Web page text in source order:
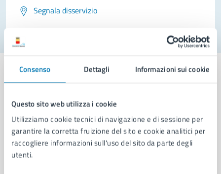
Consenso Dettagli Informazioni sui cookie
Questo sito web utilizza i cookie
Utilizziamo cookie tecnici di navigazione e di sessione per
garantire la corretta fruizione del sito e cookie analitici per
raccogliere informazioni sull'uso del sito da parte degli
utenti.
Segnala disservizio
Comune di Napoli
AMMINISTRAZIONE
Aree amministrative